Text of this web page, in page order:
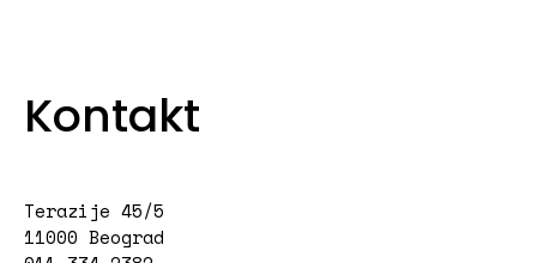
Kontakt
Terazije 45/5
11000 Beograd